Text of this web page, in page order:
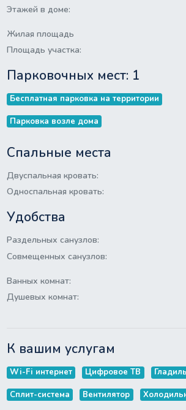
Этажей в доме:
Жилая площадь
Площадь участка:
Парковочных мест: 1
Бесплатная парковка на территории
Парковка возле дома
Спальные места
Двуспальная кровать:
Односпальная кровать:
Удобства
Раздельных санузлов:
Совмещенных санузлов:
Ванных комнат:
Душевых комнат:
К вашим услугам
Wi-Fi интернет Цифровое ТВ
Сплит-система Вентилятор